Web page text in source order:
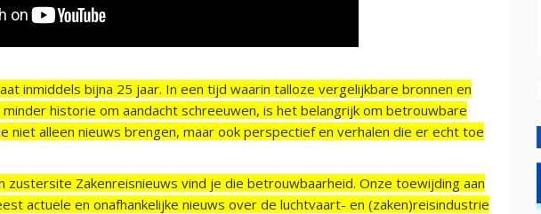
inmiddels bijna 25 jaar. In een tijd waarin talloze vergelijkbare bronnen en
historie om aandacht schreeuwen, is het belangrijk om betrouwbare
niet alleen nieuws brengen, maar ook perspectief en verhalen die er echt toe
zustersite Zakenreisnieuws vind je die betrouwbaarheid. Onze toewijding aan
actuele en onafhankelijke nieuws over de luchtvaart- en (zaken)reisindustrie